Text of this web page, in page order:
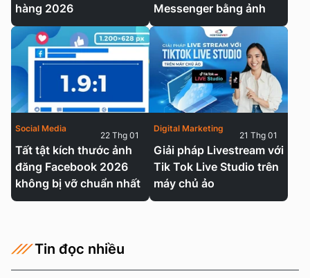
hàng 2026
Messenger bằng ảnh
Tất tật kích thước ảnh
đăng Facebook 2026
không bị vỡ chuẩn nhất
Social Media
22 Thg 01
Giải pháp Livestream với
Tik Tok Live Studio trên
máy chủ ảo
Digital Marketing
21 Thg 01
Tin đọc nhiều